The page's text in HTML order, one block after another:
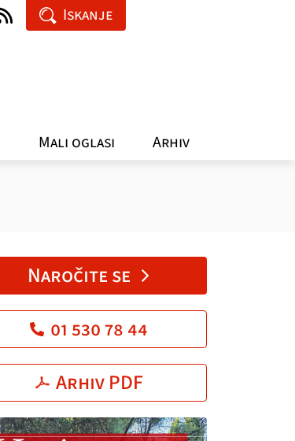
Mali oglasi Arhiv
Iskanje
Naročite se
01 530 78 44
Arhiv PDF